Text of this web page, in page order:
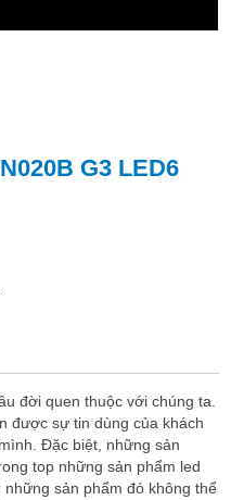
G3 LED6
đời quen thuộc với chúng ta.
được sự tin dùng của khách
Đặc biệt, những sản
top những sản phẩm led
sản phẩm đó không thể